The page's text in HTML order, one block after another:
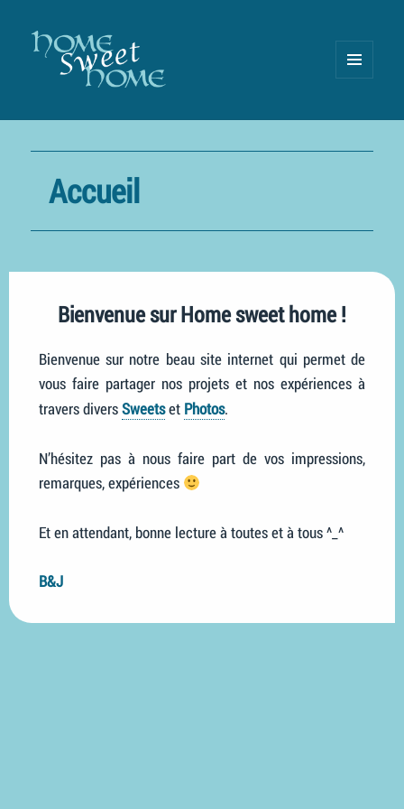
Accueil
Bienvenue sur Home sweet home !
Bienvenue sur notre beau site internet qui permet de
vous faire partager nos projets et nos expériencesà
travers diversSweetset Photos.
N’hésitez pas à nous faire part de vos impressions,
remarques, expériences
Et en attendant, bonne lecture à toutes et à tous ^_^
B&J